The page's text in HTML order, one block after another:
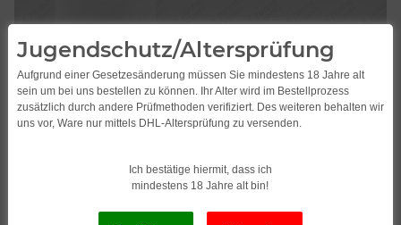
Jugendschutz/Altersprüfung
Aufgrund einer Gesetzesänderung müssen Sie mindestens 18 Jahre alt
sein um bei uns bestellen zu können. Ihr Alter wird im Bestellprozess
zusätzlich durch andere Prüfmethoden verifiziert. Des weiteren behalten wir
uns vor, Ware nur mittels DHL-Altersprüfung zu versenden.
Ich bestätige hiermit, dass ich
mindestens 18 Jahre alt bin!